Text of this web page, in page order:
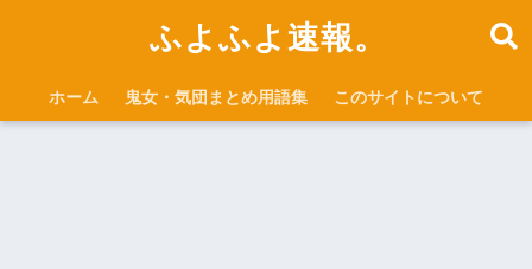
ふよふよ速報。
ホーム 鬼女・気団まとめ用語集 このサイトについて